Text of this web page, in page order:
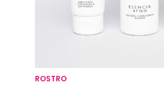
ROSTRO